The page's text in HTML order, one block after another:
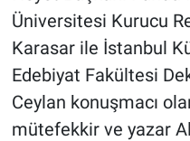
Üniversitesi Kurucu
Karasar ile İstanbul
Edebiyat Fakültesi
Ceylan konuşmacı
mütefekkir ve yazar